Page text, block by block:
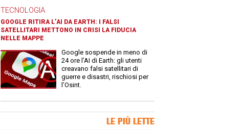
TECNOLOGIA
GOOGLE RITIRA L’AI DA EARTH: I FALSI
SATELLITARI METTONO IN CRISI LA FIDUCIA
NELLE MAPPE
Google sospende in meno di
24 ore l’AI di Earth: gli utenti
creavano falsi satellitari di
guerre e disastri, rischiosi per
l’Osint.
LE PIÙ LETTE